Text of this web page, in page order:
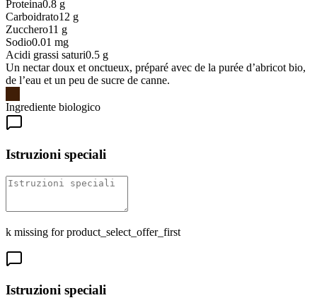
Proteina0.8 g
Carboidrato12 g
Zucchero11 g
Sodio0.01 mg
Acidi grassi saturi0.5 g
Un nectar doux et onctueux, préparé avec de la purée d’abricot bio,
de l’eau et un peu de sucre de canne.
Ingrediente biologico
Istruzioni speciali
k missing for product_select_offer_first
Istruzioni speciali